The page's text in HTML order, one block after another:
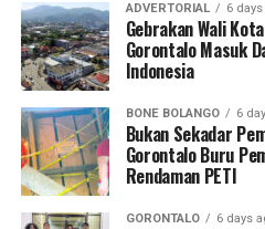
ADVERTORIAL 6
Gebrakan Wali
Gorontalo Masuk
Indonesia
BONE BOLANGO 6
Bukan Sekadar
Gorontalo Buru
Rendaman PETI
GORONTALO 6 days